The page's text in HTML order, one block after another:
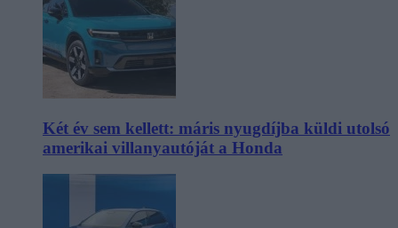
Két év sem kellett: máris nyugdíjba küldi utolsó
amerikai villanyautóját a Honda